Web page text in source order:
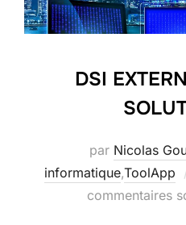
DSI
par Nicolas
informatique,ToolApp
commentaires